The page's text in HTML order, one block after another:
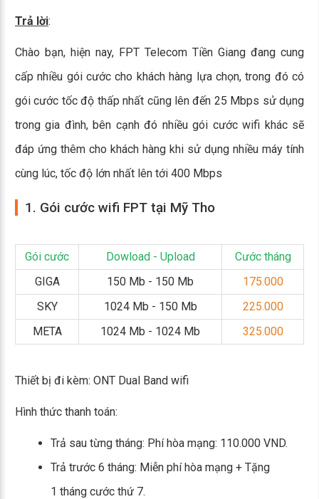
Trả lời:
Chào bạn, hiện nay, FPT Telecom Tiền Giang đang cung
cấp nhiều gói cước cho khách hàng lựa chọn, trong đó có
gói cước tốc độ thấp nhất cũng lên đến 25 Mbps sử dụng
trong gia đình, bên cạnh đó nhiều gói cước wifi khác sẽ
đáp ứng thêm cho khách hàng khi sử dụng nhiều máy tính
cùng lúc, tốc độ lớn nhất lên tới 400 Mbps
1. Gói cước wifi FPT tại Mỹ Tho
Gói cước Dowload - Upload
Cước tháng
GIGA
150 Mb - 150 Mb
175.000
SKY
1024 Mb - 150 Mb
225.000
META
1024 Mb - 1024 Mb 325.000
Thiết bị đi kèm: ONT Dual Band wifi
Hình thức thanh toán:
Trả sau từng tháng: Phí hòa mạng: 110.000 VND.
Trả trước 6 tháng: Miễn phí hòa mạng + Tặng
1 tháng cước thứ 7.